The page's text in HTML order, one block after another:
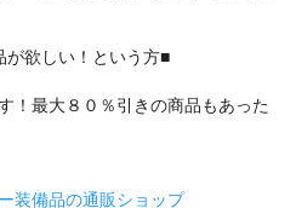
が欲しい！という方■
！最大８０％引きの商品もあった
装備品の通販ショップ